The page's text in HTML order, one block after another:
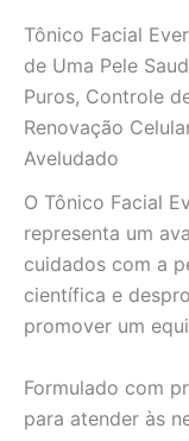
Pele
quantidade
Tônico Facial
de Uma Pele
Puros, Controle
Renovação
Aveludado
O Tônico Facial
representa um
cuidados com a
científica e
promover um
Formulado com
para atender às